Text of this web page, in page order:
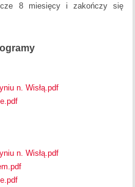
8 miesięcy i zakończy się
n. Wisłą.pdf
n. Wisłą.pdf